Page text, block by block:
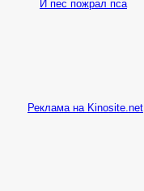
И пес пожрал пса
Реклама на Kinosite.net